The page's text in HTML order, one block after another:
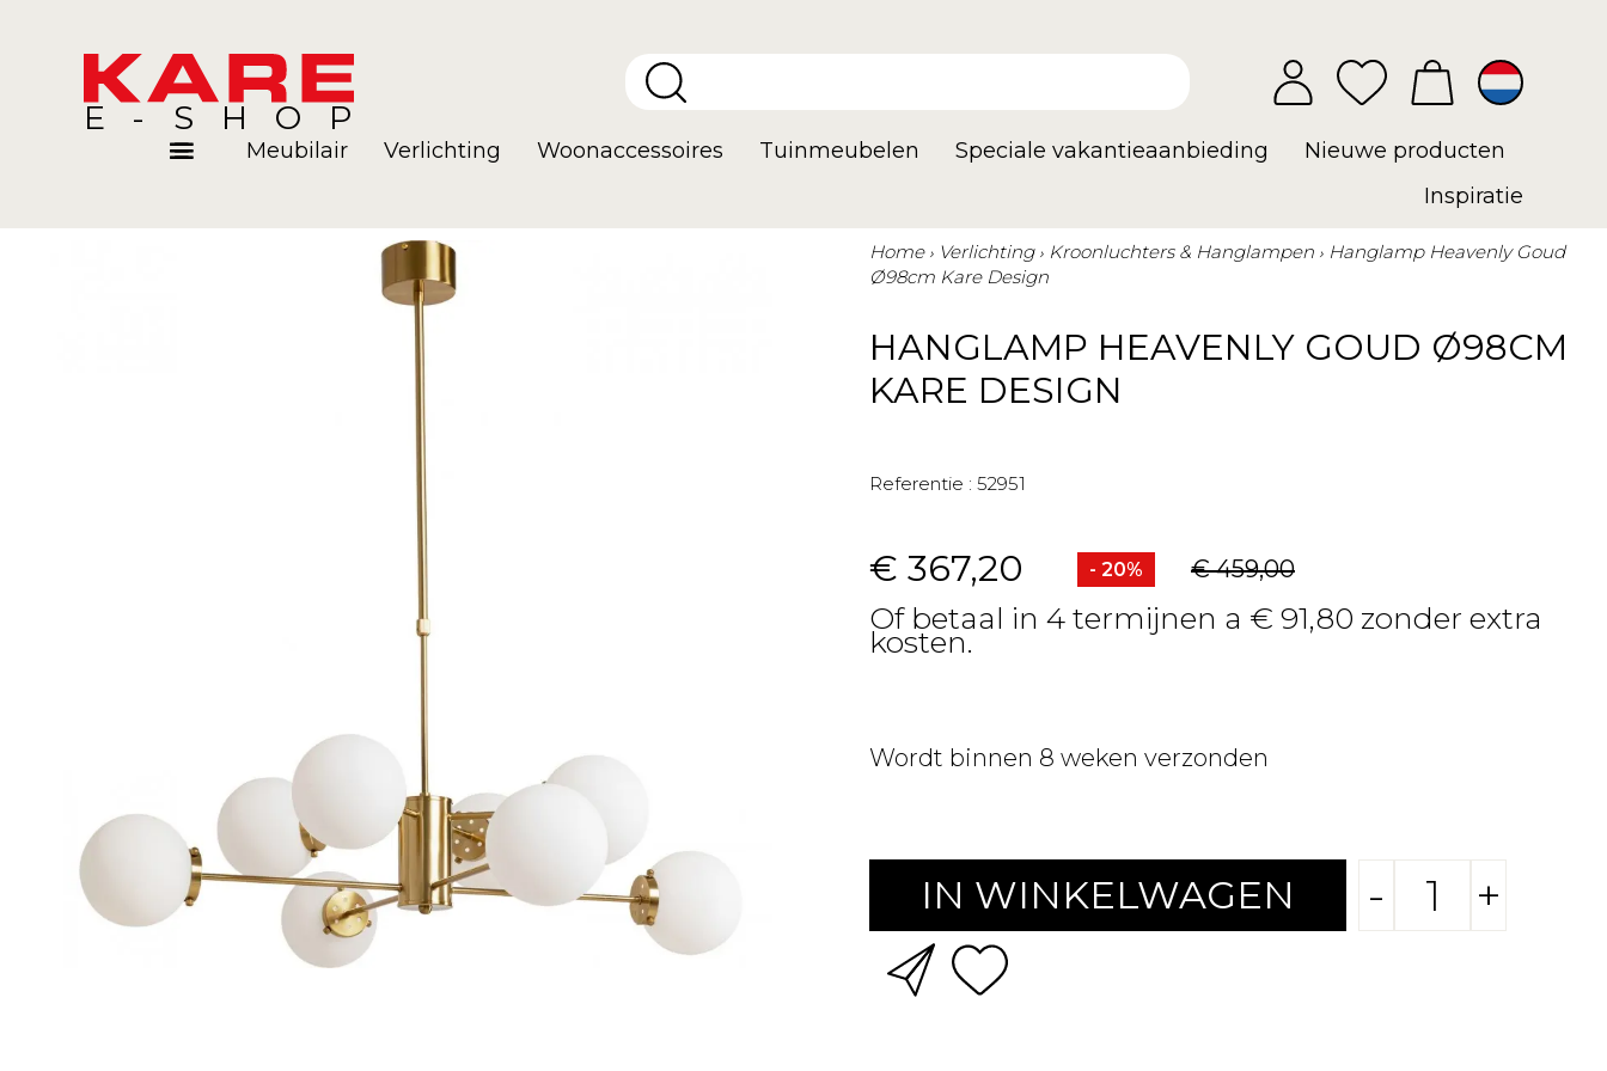
E-SHOP
Meubilair Verlichting Woonaccessoires Tuinmeubelen Speciale vakantieaanbieding
Nieuwe producten
Inspiratie
Home Verlichting Kroonluchters & Hanglampen
Hanglamp Heavenly Goud
Ø98cm Kare Design
HANGLAMP HEAVENLY GOUD Ø98CM
KARE DESIGN
Referentie : 52951
€ 367,20 - 20% € 459,00
Of betaal in 4 termijnen a € 91,80 zonder extra
kosten.
Wordt binnen 8 weken verzonden
IN WINKELWAGEN - +